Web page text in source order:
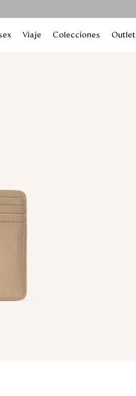
Viaje Colecciones Outlet